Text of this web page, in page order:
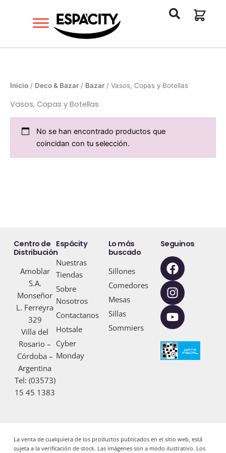
contenido
Inicio / Deco & Bazar / Bazar / Vasos, Copas y Botellas
Vasos, Copas y Botellas
No se han encontrado productos que
coincidan con tu selección.
Centro de
Distribución
Amoblar
S.A.
Monseñor
L. Ferreyra
329
Villa del
Rosario –
Córdoba –
Argentina
Tel: (03573)
15 45 1383
Espácity
Nuestras
Tiendas
Sobre
Nosotros
Contactanos
Hotsale
Cyber
Monday
Lo más
buscado
Sillones
Comedores
Mesas
Sillas
Sommiers
Seguinos
F
a
c
e
b
o
o
k
I
n
s
t
a
g
r
a
m
Y
o
u
t
u
b
e
La venta de cualquiera de los productos publicados en el sitio web, está
sujeta a la verificación de stock. Las imágenes son a modo ilustrativo. Los